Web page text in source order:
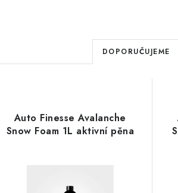
Ř
a
e
n
DOPORUČUJEME
Auto Finesse Avalanche
Snow Foam 1L aktivní pěna